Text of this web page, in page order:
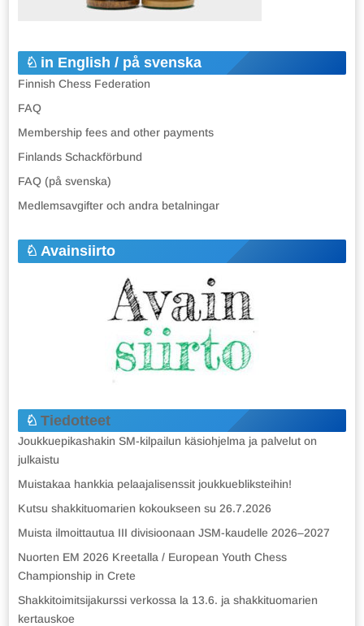
in English / på svenska
Finnish Chess Federation
FAQ
Membership fees and other payments
Finlands Schackförbund
FAQ (på svenska)
Medlemsavgifter och andra betalningar
Avainsiirto
Tiedotteet
Joukkuepikashakin SM-kilpailun käsiohjelma ja palvelut on
julkaistu
Muistakaa hankkia pelaajalisenssit joukkuebliksteihin!
Kutsu shakkituomarien kokoukseen su 26.7.2026
Muista ilmoittautua III divisioonaan JSM-kaudelle 2026–2027
Nuorten EM 2026 Kreetalla / European Youth Chess
Championship in Crete
Shakkitoimitsijakurssi verkossa la 13.6. ja shakkituomarien
kertauskoe